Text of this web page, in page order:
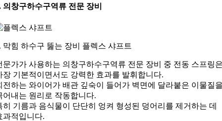
의창구하수구역류 전문 장비
막힘 하수구 뚫는 장비 플렉스 샤프트
문가가 사용하는 의창구하수구역류 전문 장비 중 전동 스프링
장 기본적이면서도 강력한 효과를 발휘합니다.
전하는 와이어가 배관 깊숙이 들어가 벽면에 달라붙은 이물질
어내는 원리로 작동합니다.
히 기름과 음식물이 단단히 엉켜 형성된 덩어리를 제거하는 데
과적입니다.